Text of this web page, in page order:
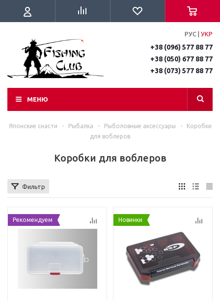
РУС УКР
+38 (096) 577 88 77
+38 (050) 677 88 77
+38 (073) 577 88 77
МЕНЮ
Японские снасти - Рыбалка - Рыболовные аксессуары -
Коробки
для воблеров
Коробки для воблеров
Фильтр
Рекомендуем Новинки